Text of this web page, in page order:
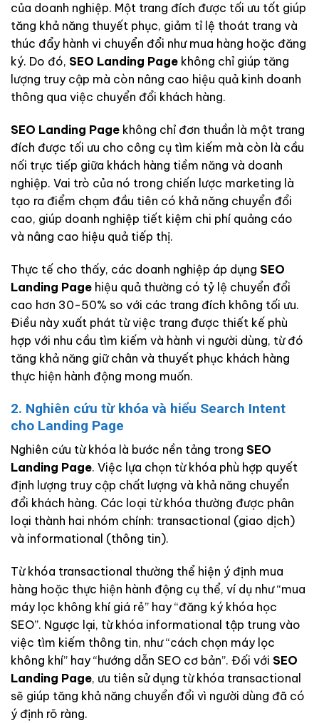
của doanh nghiệp. Một trang đích được tối ưu tốt giúp
tăng khả năng thuyết phục, giảm tỉ lệ thoát trang và
thúc đẩy hành vi chuyển đổi như mua hàng hoặc đăng
ký. Do đó, SEO Landing Page không chỉ giúp tăng
lượng truy cập mà còn nâng cao hiệu quả kinh doanh
thông qua việc chuyển đổi khách hàng.
SEO Landing Page không chỉ đơn thuần là một trang
đích được tối ưu cho công cụ tìm kiếm mà còn là cầu
nối trực tiếp giữa khách hàng tiềm năng và doanh
nghiệp. Vai trò của nó trong chiến lược marketing là
tạo ra điểm chạm đầu tiên có khả năng chuyển đổi
cao, giúp doanh nghiệp tiết kiệm chi phí quảng cáo
và nâng cao hiệu quả tiếp thị.
Thực tế cho thấy, các doanh nghiệp áp dụng SEO
Landing Page hiệu quả thường có tỷ lệ chuyển đổi
cao hơn 30-50% so với các trang đích không tối ưu.
Điều này xuất phát từ việc trang được thiết kế phù
hợp với nhu cầu tìm kiếm và hành vi người dùng, từ đó
tăng khả năng giữ chân và thuyết phục khách hàng
thực hiện hành động mong muốn.
2. Nghiên cứu từ khóa và hiểu Search Intent
cho Landing Page
Nghiên cứu từ khóa là bước nền tảng trong SEO
Landing Page. Việc lựa chọn từ khóa phù hợp quyết
định lượng truy cập chất lượng và khả năng chuyển
đổi khách hàng. Các loại từ khóa thường được phân
loại thành hai nhóm chính: transactional (giao dịch)
và informational (thông tin).
Từ khóa transactional thường thể hiện ý định mua
hàng hoặc thực hiện hành động cụ thể, ví dụ như “mua
máy lọc không khí giá rẻ” hay “đăng ký khóa học
SEO”. Ngược lại, từ khóa informational tập trung vào
việc tìm kiếm thông tin, như “cách chọn máy lọc
không khí” hay “hướng dẫn SEO cơ bản”. Đối với SEO
Landing Page, ưu tiên sử dụng từ khóa transactional
sẽ giúp tăng khả năng chuyển đổi vì người dùng đã có
ý định rõ ràng.